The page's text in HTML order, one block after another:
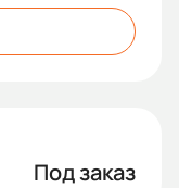
Под заказ